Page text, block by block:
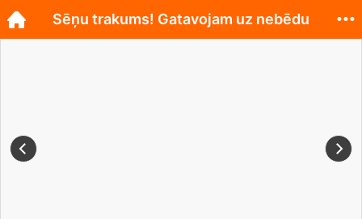
Sēņu trakums! Gatavojam uz nebēdu